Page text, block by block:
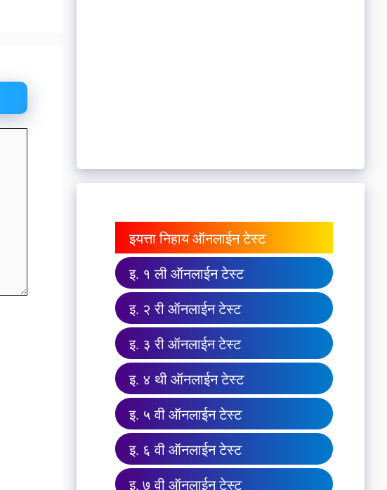
इयत्ता निहाय ऑनलाईन टेस्ट
इ. १ ली ऑनलाईन टेस्ट
इ. २ री ऑनलाईन टेस्ट
इ. ३ री ऑनलाईन टेस्ट
इ. ४ थी ऑनलाईन टेस्ट
इ. ५ वी ऑनलाईन टेस्ट
इ. ६ वी ऑनलाईन टेस्ट
इ. ७ वी ऑनलाईन टेस्ट